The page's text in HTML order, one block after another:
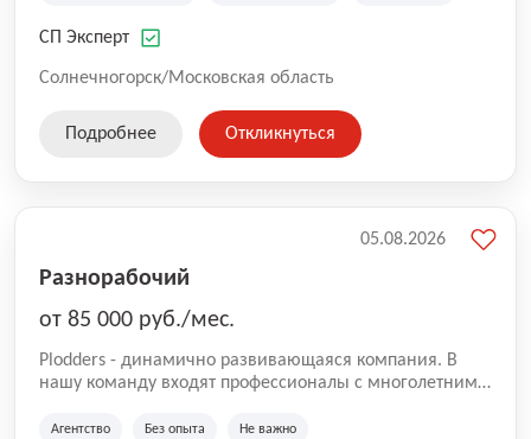
зданий из гибридных модульных блоков свободной
гибридно-модульного строительства.
СП Эксперт
Солнечногорск/Московская область
Подробнее Откликнуться
Разнорабочий
от 85 000 руб./мес.
Plodders - динамично развивающаяся компания. В
нашу команду входят профессионалы с многолетним
на рынке аутсорсинга, а накопленный опыт позволяют
Агентство Без опыта Не важно
05.08.2026